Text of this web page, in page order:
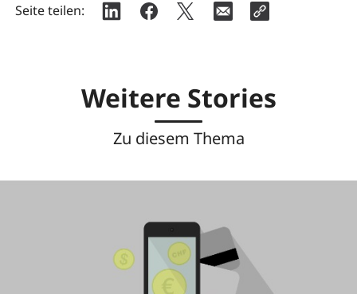
Seite teilen:
Weitere Stories
Zu diesem Thema